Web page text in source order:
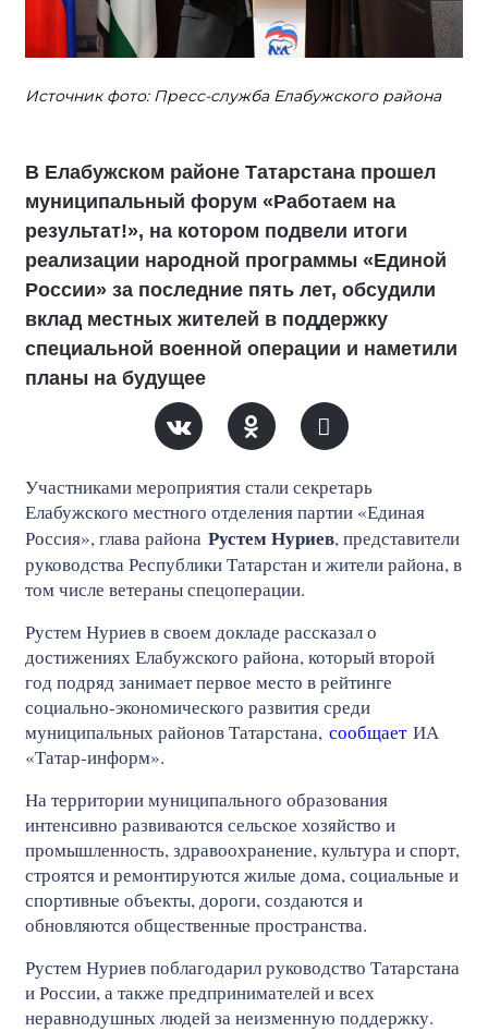
Источник фото: Пресс-служба Елабужского района
В Елабужском районе Татарстана прошел
муниципальный форум «Работаем на
результат!», на котором подвели итоги
реализации народной программы «Единой
России» за последние пять лет, обсудили
вклад местных жителей в поддержку
специальной военной операции и наметили
планы на будущее
Участниками мероприятия стали секретарь
Елабужского местного отделения партии «Единая
Россия», глава района Рустем Нуриев, представители
руководства Республики Татарстан и жители района, в
том числе ветераны спецоперации.
Рустем Нуриев в своем докладе рассказал о
достижениях Елабужского района, который второй
год подряд занимает первое место в рейтинге
социально‑экономического развития среди
муниципальных районов Татарстана, сообщаетИА
«Татар-информ».
На территории муниципального образования
интенсивно развиваются сельское хозяйство и
промышленность, здравоохранение, культура и спорт,
строятся и ремонтируются жилые дома, социальные и
спортивные объекты, дороги, создаются и
обновляются общественные пространства.
Рустем Нуриев поблагодарил руководство Татарстана
и России, а также предпринимателей и всех
неравнодушных людей за неизменную поддержку.